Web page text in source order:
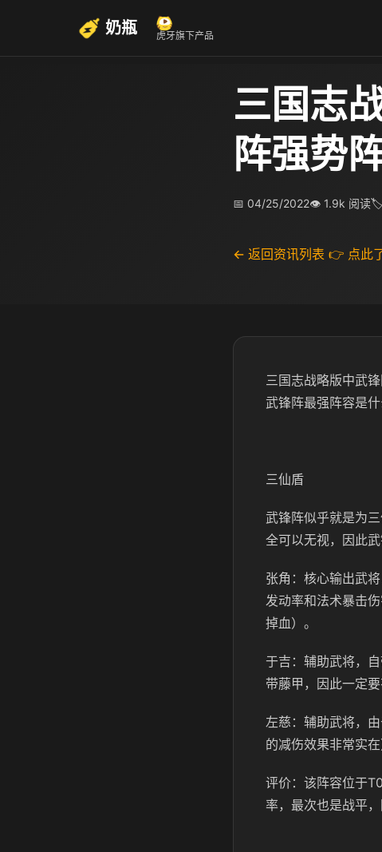
奶瓶 虎牙旗下产品
三国志
阵强势
📅 04/25/2022👁 1.9k 阅读🏷
← 返回资讯列表 👉 点此
三国志战略版中武
武锋阵最强阵容是
三仙盾
武锋阵似乎就是为
全可以无视，因此
张角：核心输出武
发动率和法术暴击
掉血）。
于吉：辅助武将，
带藤甲，因此一定
左慈：辅助武将，
的减伤效果非常实在
评价：该阵容位于
率，最次也是战平，